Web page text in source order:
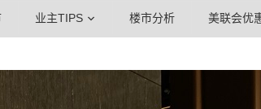
业主TIPS 楼市分析 美联会优